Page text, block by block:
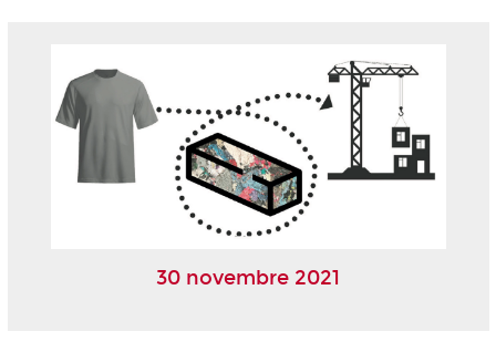
30 novembre 2021